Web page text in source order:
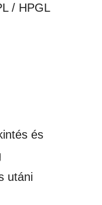
/ HPGL
és
utáni